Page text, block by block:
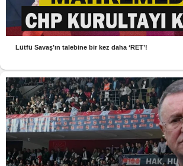
Lütfü Savaş’ın talebine bir kez daha ‘RET’!